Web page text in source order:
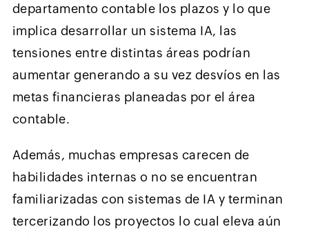
departamento contable los plazos y lo que
implica desarrollar un sistema IA, las
tensiones entre distintas áreas podrían
aumentar generando a su vez desvíos en las
metas financieras planeadas por el área
contable.
Además, muchas empresas carecen de
habilidades internas o no se encuentran
familiarizadas con sistemas de IA y terminan
tercerizando los proyectos lo cual eleva aún